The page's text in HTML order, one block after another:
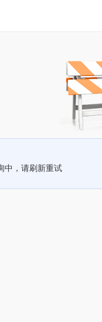
中，请刷新重试